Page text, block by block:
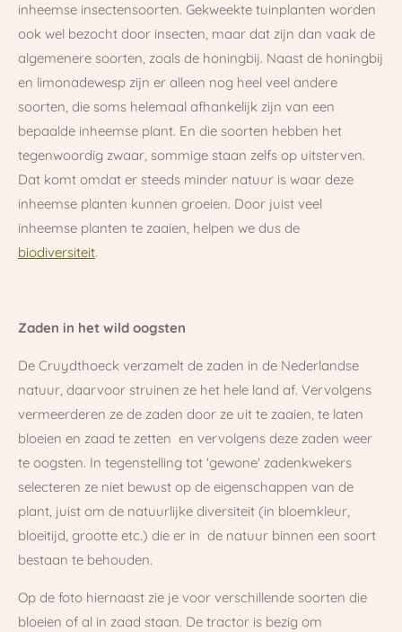
inheemse insectensoorten. Gekweekte tuinplanten worden
ook wel bezocht door insecten, maar dat zijn dan vaak de
algemenere soorten, zoals de honingbij. Naast de honingbij
en limonadewesp zijn er alleen nog heel veel andere
soorten, die soms helemaal afhankelijk zijn van een
bepaalde inheemse plant. En die soorten hebben het
tegenwoordig zwaar, sommige staan zelfs op uitsterven.
Dat komt omdat er steeds minder natuur is waar deze
inheemse planten kunnen groeien. Door juist veel
inheemse planten te zaaien, helpen we dus de
biodiversiteit.
Zaden in het wild oogsten
De Cruydthoeck verzamelt de zaden in de Nederlandse
natuur, daarvoor struinen ze het hele land af. Vervolgens
vermeerderen ze de zaden door ze uit te zaaien, te laten
bloeien en zaad te zetten en vervolgens deze zaden weer
te oogsten. In tegenstelling tot 'gewone' zadenkwekers
selecteren ze niet bewust op de eigenschappen van de
plant, juist om de natuurlijke diversiteit (in bloemkleur,
bloeitijd, grootte etc.) die er in de natuur binnen een soort
bestaan te behouden.
Op de foto hiernaast zie je voor verschillende soorten die
bloeien of al in zaad staan. De tractor is bezig om